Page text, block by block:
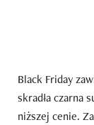
Black Friday
skradła czarna
niższej cenie.